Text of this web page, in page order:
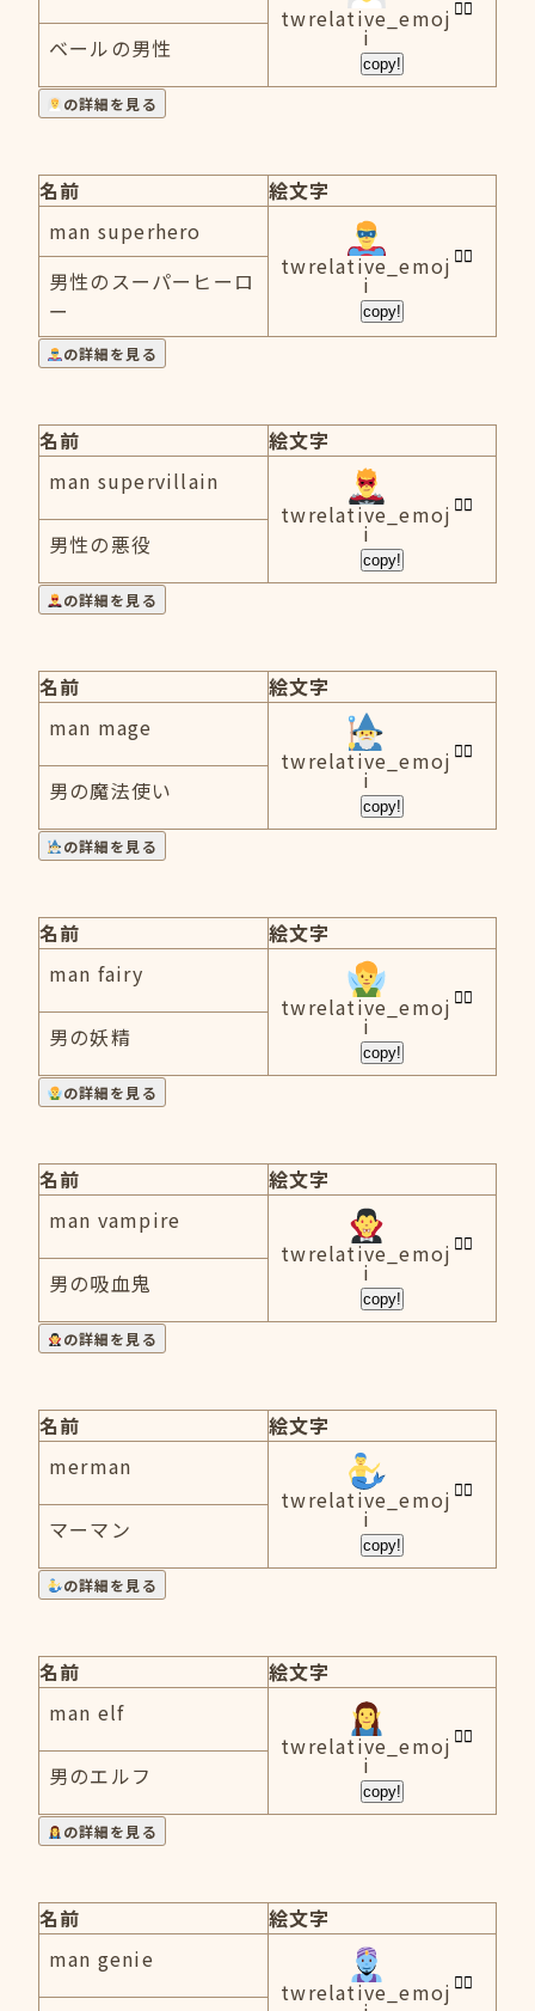
twrelative_emoj
i
copy!
ベールの男性
の詳細を見る
名前
絵文字
man superhero
twrelative_emoj
i
copy!
男性のスーパーヒーロ
ー
の詳細を見る
名前
絵文字
man supervillain
twrelative_emoj
i
copy!
男性の悪役
の詳細を見る
名前
絵文字
man mage
twrelative_emoj
i
copy!
男の魔法使い
の詳細を見る
名前
絵文字
man fairy
twrelative_emoj
i
copy!
男の妖精
の詳細を見る
名前
絵文字
man vampire
twrelative_emoj
i
copy!
男の吸血鬼
の詳細を見る
名前
絵文字
merman
twrelative_emoj
i
copy!
マーマン
の詳細を見る
名前
絵文字
man elf
twrelative_emoj
i
copy!
男のエルフ
の詳細を見る
名前
絵文字
man genie
twrelative_emoj